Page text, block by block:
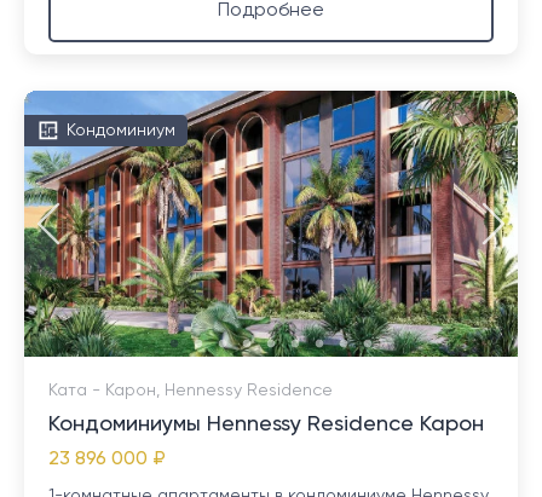
Подробнее
Кондоминиум
Ката - Карон, Hennessy Residence
Кондоминиумы Hennessy Residence Карон
23 896 000 ₽